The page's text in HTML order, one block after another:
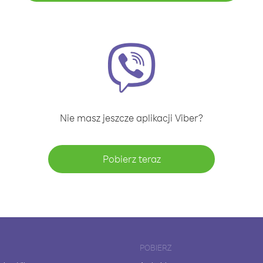
Nie masz jeszcze aplikacji Viber?
Pobierz teraz
POBIERZ